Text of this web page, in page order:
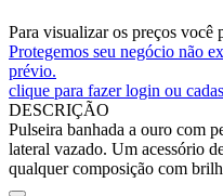
Para visualizar os preços você
Protegemos seu negócio não
prévio.
clique para fazer login ou
DESCRIÇÃO
Pulseira banhada a ouro com
lateral vazado. Um acessório
qualquer composição com